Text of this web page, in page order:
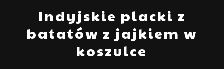
Indyjskie placki z
batatów z jajkiem w
koszulce